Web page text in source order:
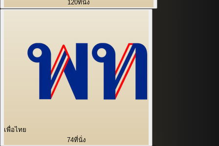
120ที่นั่ง
เพื่อไทย
74ที่นั่ง